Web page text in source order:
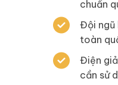
chuẩn
Đội ngũ
toàn
Điện
cần sử